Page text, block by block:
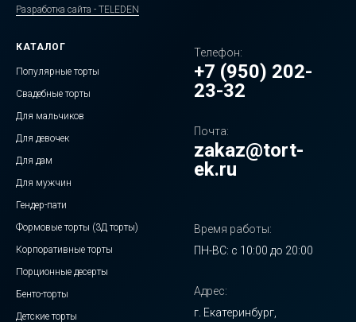
Разработка сайта - TELEDEN
КАТАЛОГ
Популярные торты
Свадебные торты
Для мальчиков
Для девочек
Для дам
Для мужчин
Гендер-пати
Формовые торты (3Д торты)
Корпоративные торты
Порционные десерты
Бенто-торты
Детские торты
Телефон:
+7 (950) 202-
23-32
Почта:
zakaz@tort-
ek.ru
Время работы:
ПН-ВС: с 10:00 до 20:00
Адрес:
г. Екатеринбург,